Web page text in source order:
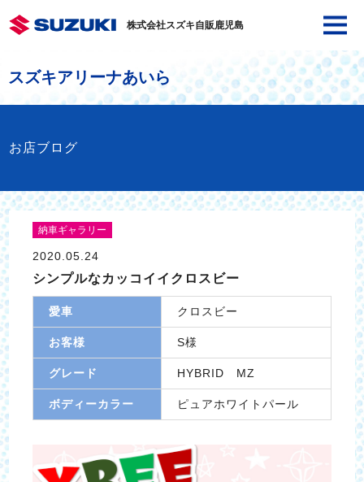
株式会社スズキ自販鹿児島
スズキアリーナあいら
お店ブログ
納車ギャラリー
2020.05.24
シンプルなカッコイイクロスビー
愛車 クロスビー
お客様 S様
グレード HYBRID MZ
ボディーカラー ピュアホワイトパール